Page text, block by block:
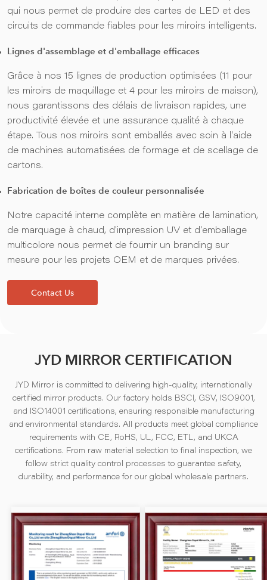
qui nous permet de produire des cartes de LED et des
circuits de commande fiables pour les miroirs intelligents.
Lignes d'assemblage et d'emballage efficaces
Grâce à nos 15 lignes de production optimisées (11 pour
les miroirs de maquillage et 4 pour les miroirs de maison),
nous garantissons des délais de livraison rapides, une
productivité élevée et une assurance qualité à chaque
étape. Tous nos miroirs sont emballés avec soin à l'aide
de machines automatisées de formage et de scellage de
cartons.
Fabrication de boîtes de couleur personnalisée
Notre capacité interne complète en matière de lamination,
de marquage à chaud, d'impression UV et d'emballage
multicolore nous permet de fournir un branding sur
mesure pour les projets OEM et de marques privées.
Contact Us
JYD MIRROR CERTIFICATION
JYD Mirror is committed to delivering high-quality, internationally
certified mirror products. Our factory holds BSCI, GSV, ISO9001,
and ISO14001 certifications, ensuring responsible manufacturing
and environmental standards. All products meet global compliance
requirements with CE, RoHS, UL, FCC, ETL, and UKCA
certifications. From raw material selection to final inspection, we
follow strict quality control processes to guarantee safety,
durability, and performance for our global wholesale partners.